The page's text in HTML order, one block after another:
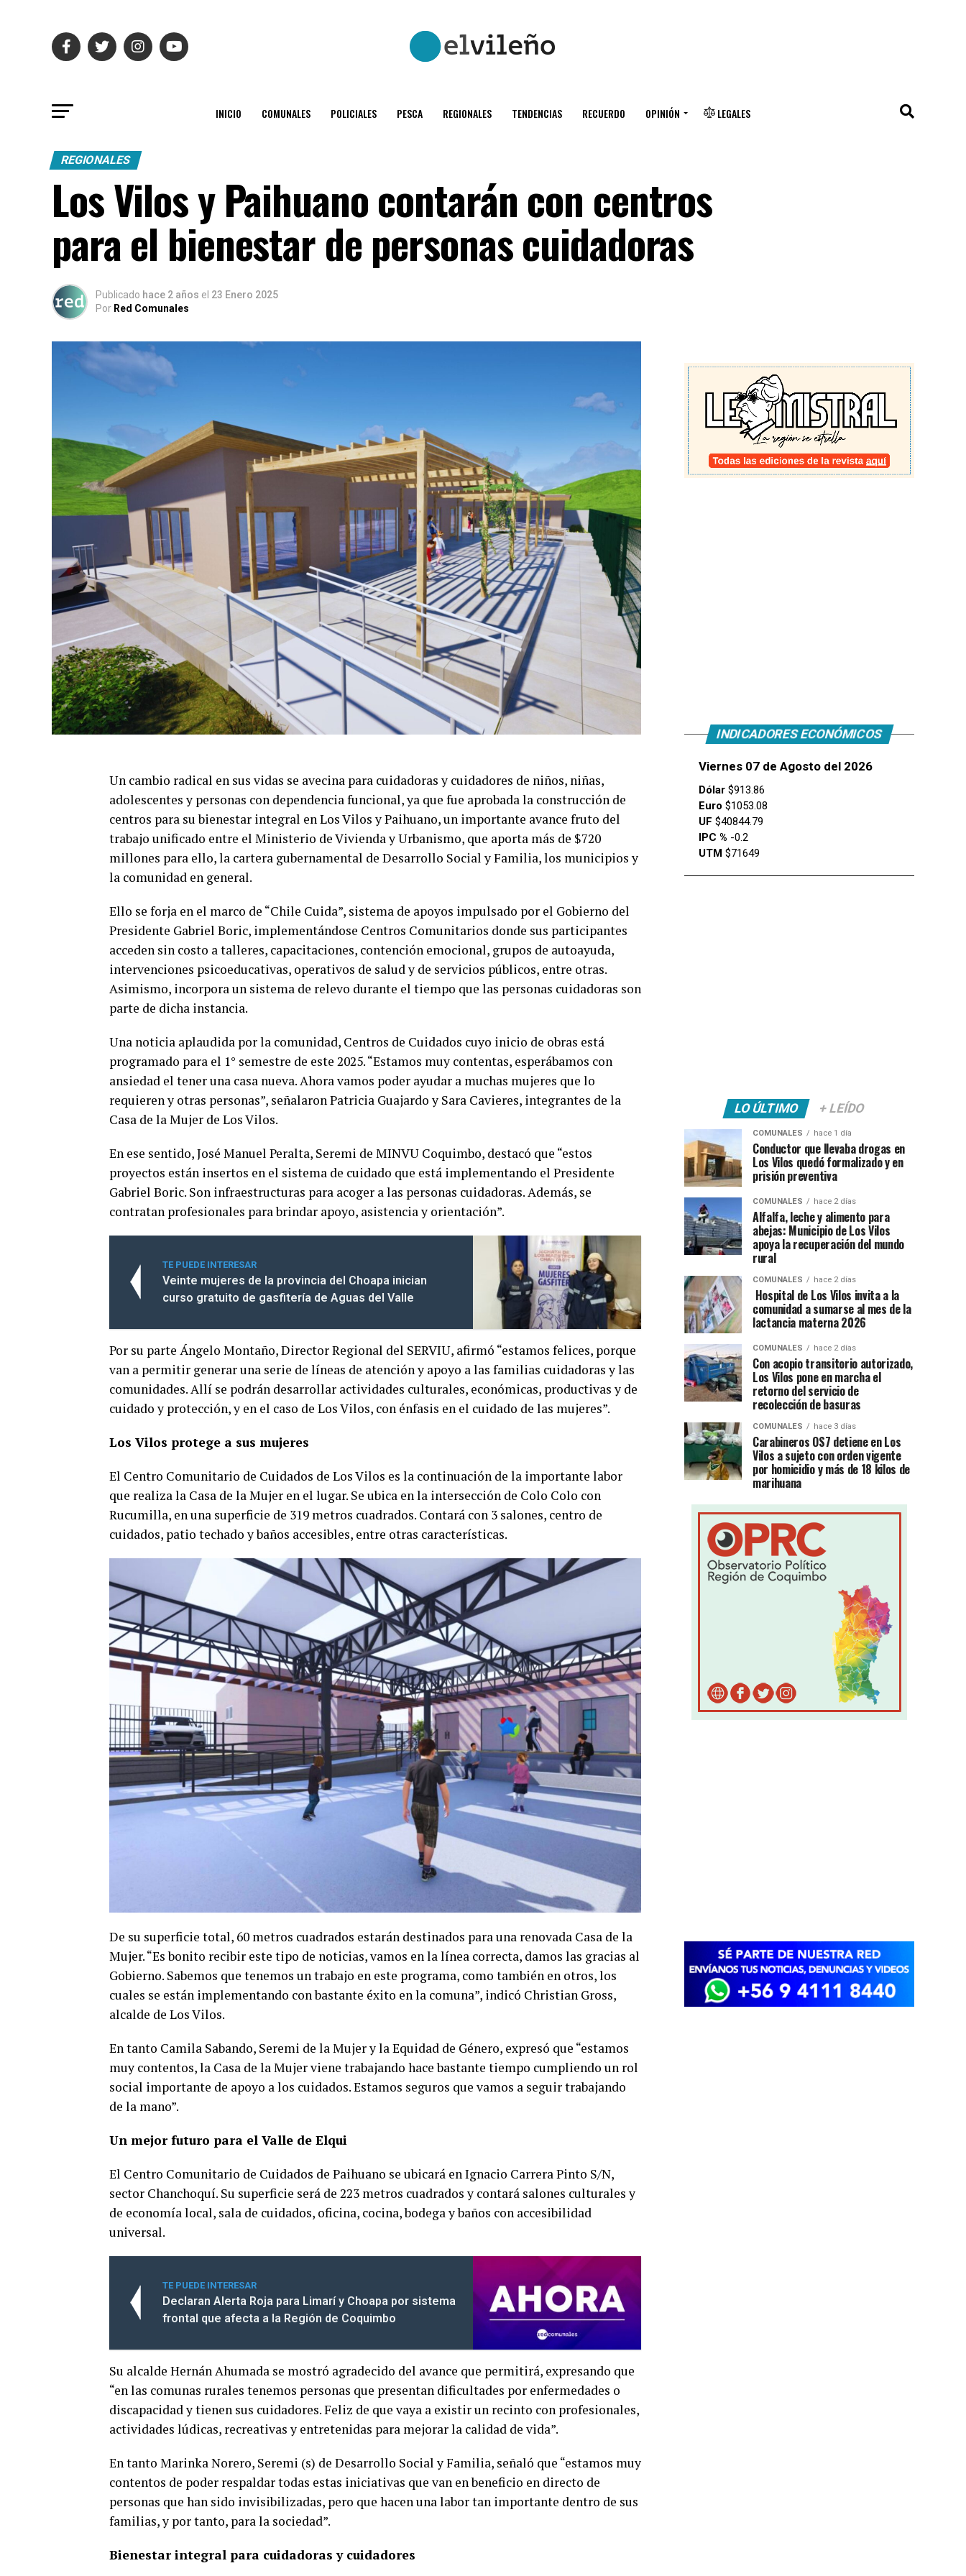
INICIO COMUNALES POLICIALES PESCA REGIONALES TENDENCIAS RECUERDO OPINIÓN LEGALES
REGIONALES
Los Vilos y Paihuano contarán con centros
para el bienestar de personas cuidadoras
Publicado hace 2 años el 23 Enero 2025
Por Red Comunales
Un cambio radical en sus vidas se avecina para cuidadoras y cuidadores de niños, niñas,
adolescentes y personas con dependencia funcional, ya que fue aprobada la construcción de
centros para su bienestar integral en Los Vilos y Paihuano, un importante avance fruto del
trabajo unificado entre el Ministerio de Vivienda y Urbanismo, que aporta más de $720
millones para ello, la cartera gubernamental de Desarrollo Social y Familia, los municipios y
la comunidad en general.
Ello se forja en el marco de “Chile Cuida”, sistema de apoyos impulsado por el Gobierno del
Presidente Gabriel Boric, implementándose Centros Comunitarios donde sus participantes
acceden sin costo a talleres, capacitaciones, contención emocional, grupos de autoayuda,
intervenciones psicoeducativas, operativos de salud y de servicios públicos, entre otras.
Asimismo, incorpora un sistema de relevo durante el tiempo que las personas cuidadoras son
parte de dicha instancia.
Una noticia aplaudida por la comunidad, Centros de Cuidados cuyo inicio de obras está
programado para el 1° semestre de este 2025. “Estamos muy contentas, esperábamos con
ansiedad el tener una casa nueva. Ahora vamos poder ayudar a muchas mujeres que lo
requieren y otras personas”, señalaron Patricia Guajardo y Sara Cavieres, integrantes de la
Casa de la Mujer de Los Vilos.
En ese sentido, José Manuel Peralta, Seremi de MINVU Coquimbo, destacó que “estos
proyectos están insertos en el sistema de cuidado que está implementando el Presidente
Gabriel Boric. Son infraestructuras para acoger a las personas cuidadoras. Además, se
contratan profesionales para brindar apoyo, asistencia y orientación”.
TE PUEDE INTERESAR
Veinte mujeres de la provincia del Choapa inician
curso gratuito de gasfitería de Aguas del Valle
Por su parte Ángelo Montaño, Director Regional del SERVIU, afirmó “estamos felices, porque
van a permitir generar una serie de líneas de atención y apoyo a las familias cuidadoras y las
comunidades. Allí se podrán desarrollar actividades culturales, económicas, productivas y de
cuidado y protección, y en el caso de Los Vilos, con énfasis en el cuidado de las mujeres”.
Los Vilos protege a sus mujeres
El Centro Comunitario de Cuidados de Los Vilos es la continuación de la importante labor
que realiza la Casa de la Mujer en el lugar. Se ubica en la intersección de Colo Colo con
Rucumilla, en una superficie de 319 metros cuadrados. Contará con 3 salones, centro de
cuidados, patio techado y baños accesibles, entre otras características.
De su superficie total, 60 metros cuadrados estarán destinados para una renovada Casa de la
Mujer. “Es bonito recibir este tipo de noticias, vamos en la línea correcta, damos las gracias al
Gobierno. Sabemos que tenemos un trabajo en este programa, como también en otros, los
cuales se están implementando con bastante éxito en la comuna”, indicó Christian Gross,
alcalde de Los Vilos.
En tanto Camila Sabando, Seremi de la Mujer y la Equidad de Género, expresó que “estamos
muy contentos, la Casa de la Mujer viene trabajando hace bastante tiempo cumpliendo un rol
social importante de apoyo a los cuidados. Estamos seguros que vamos a seguir trabajando
de la mano”.
Un mejor futuro para el Valle de Elqui
El Centro Comunitario de Cuidados de Paihuano se ubicará en Ignacio Carrera Pinto S/N,
sector Chanchoquí. Su superficie será de 223 metros cuadrados y contará salones culturales y
de economía local, sala de cuidados, oficina, cocina, bodega y baños con accesibilidad
universal.
TE PUEDE INTERESAR
Declaran Alerta Roja para Limarí y Choapa por sistema
frontal que afecta a la Región de Coquimbo
Su alcalde Hernán Ahumada se mostró agradecido del avance que permitirá, expresando que
“en las comunas rurales tenemos personas que presentan dificultades por enfermedades o
discapacidad y tienen sus cuidadores. Feliz de que vaya a existir un recinto con profesionales,
actividades lúdicas, recreativas y entretenidas para mejorar la calidad de vida”.
En tanto Marinka Norero, Seremi (s) de Desarrollo Social y Familia, señaló que “estamos muy
contentos de poder respaldar todas estas iniciativas que van en beneficio en directo de
personas que han sido invisibilizadas, pero que hacen una labor tan importante dentro de sus
familias, y por tanto, para la sociedad”.
Bienestar integral para cuidadoras y cuidadores
INDICADORES ECONÓMICOS
Viernes 07 de Agosto del 2026
Dólar $913.86
Euro $1053.08
UF $40844.79
IPC % -0.2
UTM $71649
LO ÚLTIMO + LEÍDO
COMUNALES hace 1 día
Conductor que llevaba drogas en
Los Vilos quedó formalizado y en
prisión preventiva
COMUNALES hace 2 días
Alfalfa, leche y alimento para
abejas: Municipio de Los Vilos
apoya la recuperación del mundo
rural
COMUNALES hace 2 días
Hospital de Los Vilos invita a la
comunidad a sumarse al mes de la
lactancia materna 2026
COMUNALES hace 2 días
Con acopio transitorio autorizado,
Los Vilos pone en marcha el
retorno del servicio de
recolección de basuras
COMUNALES hace 3 días
Carabineros OS7 detiene en Los
Vilos a sujeto con orden vigente
por homicidio y más de 18 kilos de
marihuana